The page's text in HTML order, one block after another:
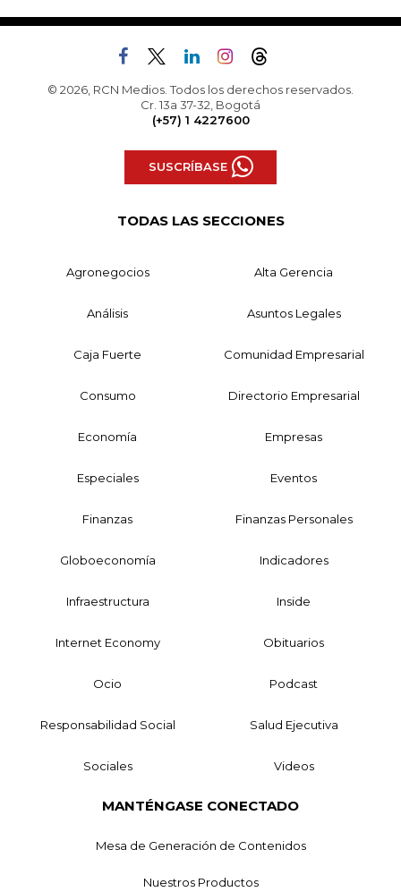
© 2026, RCN Medios. Todos los derechos reservados.
Cr. 13a 37-32, Bogotá
(+57) 1 4227600
SUSCRÍBASE
TODAS LAS SECCIONES
Agronegocios Alta Gerencia
Análisis Asuntos Legales
Caja Fuerte Comunidad Empresarial
Consumo Directorio Empresarial
Economía Empresas
Especiales Eventos
Finanzas Finanzas Personales
Globoeconomía Indicadores
Infraestructura Inside
Internet Economy Obituarios
Ocio Podcast
Responsabilidad Social Salud Ejecutiva
Sociales Videos
MANTÉNGASE CONECTADO
Mesa de Generación de Contenidos
Nuestros Productos